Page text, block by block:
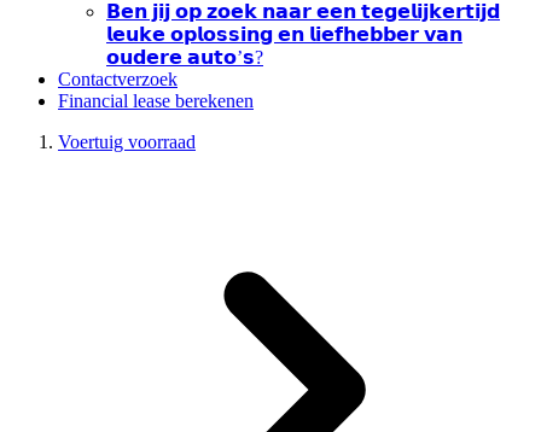
𝗕𝗲𝗻 𝗷𝗶𝗷 𝗼𝗽 𝘇𝗼𝗲𝗸 𝗻𝗮𝗮𝗿 𝗲𝗲𝗻 𝘁𝗲𝗴𝗲𝗹𝗶𝗷𝗸𝗲𝗿𝘁𝗶𝗷𝗱
𝗹𝗲𝘂𝗸𝗲 𝗼𝗽𝗹𝗼𝘀𝘀𝗶𝗻𝗴 𝗲𝗻 𝗹𝗶𝗲𝗳𝗵𝗲𝗯𝗯𝗲𝗿 𝘃𝗮𝗻
𝗼𝘂𝗱𝗲𝗿𝗲 𝗮𝘂𝘁𝗼’𝘀?
Contactverzoek
Financial lease berekenen
Voertuig voorraad